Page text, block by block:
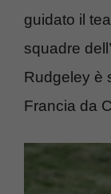
guidato il
squadre
Rudgeley è
Francia da